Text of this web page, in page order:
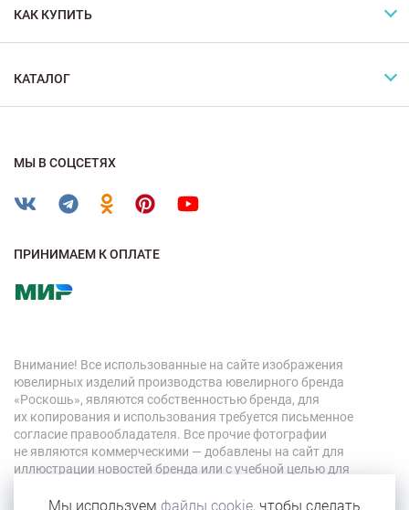
КАК КУПИТЬ
КАТАЛОГ
МЫ В СОЦСЕТЯХ
ПРИНИМАЕМ К ОПЛАТЕ
Внимание! Все использованные на сайте изображения
ювелирных изделий производства ювелирного бренда
«Роскошь», являются собственностью бренда, для
их копирования и использования требуется письменное
согласие правообладателя. Все прочие фотографии
не являются коммерческими — добавлены на сайт для
иллюстрации новостей бренда или с учебной целью для
Мы используем файлы cookie, чтобы сделать